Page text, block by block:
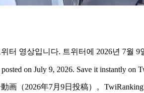
위터 영상입니다. 트위터에 2026년 7월 9
posted on July 9, 2026. Save it instantly on
画 （2026年7月9日投稿） 。